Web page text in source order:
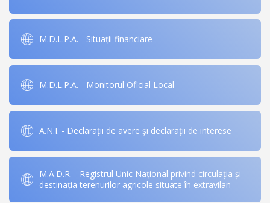
M.D.L.P.A. - Situații financiare
M.D.L.P.A. - Monitorul Oficial Local
A.N.I. - Declarații de avere și declarații de interese
M.A.D.R. - Registrul Unic Național privind circulația și
destinația terenurilor agricole situate în extravilan